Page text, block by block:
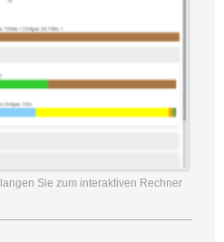
Sie zum interaktiven Rechner